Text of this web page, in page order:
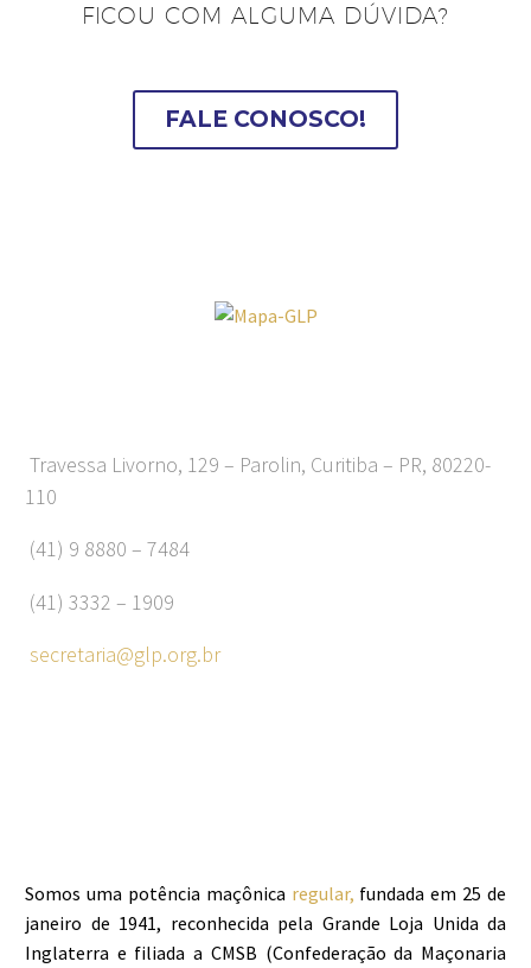
FICOU COM ALGUMA DÚVIDA?
FALE CONOSCO!
Travessa Livorno, 129 – Parolin, Curitiba – PR, 80220-
110
(41) 9 8880 – 7484
(41) 3332 – 1909
secretaria@glp.org.br
Somos uma potência maçônica regular, fundada em 25 de
janeiro de 1941, reconhecida pela Grande Loja Unida da
Inglaterra e filiada a CMSB (Confederação da Maçonaria